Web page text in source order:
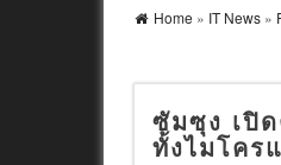
Home » IT News »
ซัมซุง เปิ
ทั้งไมโคร